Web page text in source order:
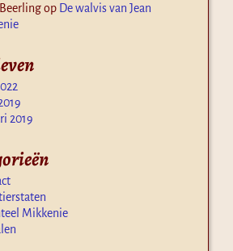
op De walvis van Jean
2019
Mikkenie